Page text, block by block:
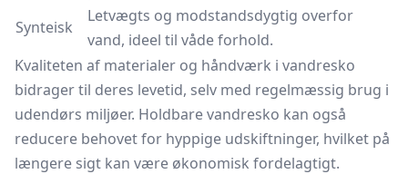
Synteisk
Letvægts og modstandsdygtig overfor
vand, ideel til våde forhold.
Kvaliteten af materialer og håndværk i vandresko
bidrager til deres levetid, selv med regelmæssig brug i
udendørs miljøer. Holdbare vandresko kan også
reducere behovet for hyppige udskiftninger, hvilket på
længere sigt kan være økonomisk fordelagtigt.